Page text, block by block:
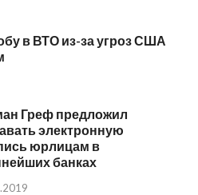
в ВТО из-за угроз США
Греф предложил
электронную
юрлицам в
банках